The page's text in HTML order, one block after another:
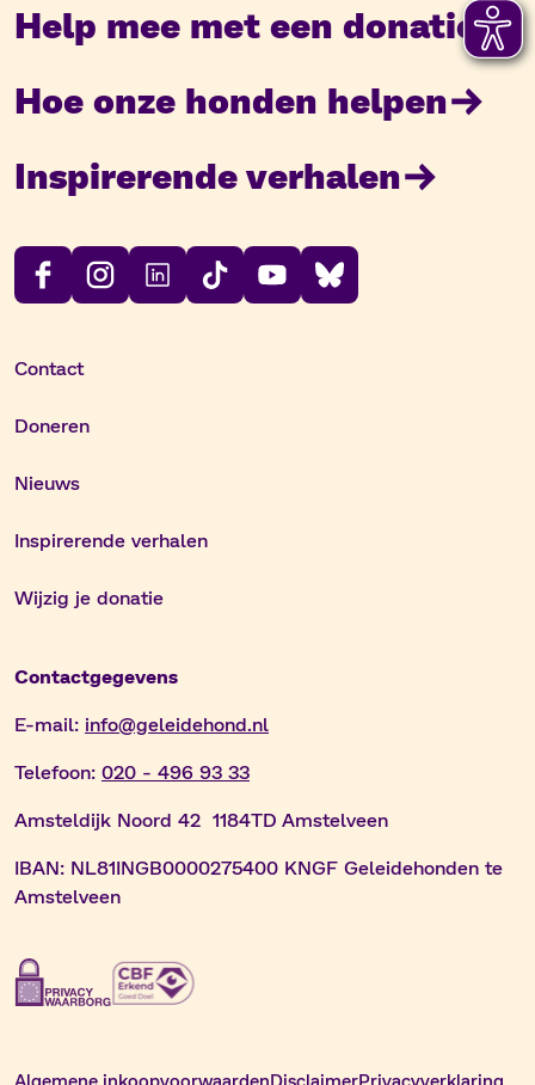
Help mee met een donatie
Hoe onze honden helpen
Inspirerende verhalen
Contact
Doneren
Nieuws
Inspirerende verhalen
Wijzig je donatie
Contactgegevens
E-mail: info@geleidehond.nl
Telefoon: 020 - 496 93 33
Amsteldijk Noord 42 1184TD Amstelveen
IBAN: NL81INGB0000275400 KNGF Geleidehonden te
Amstelveen